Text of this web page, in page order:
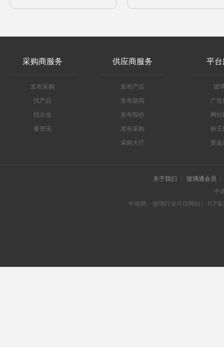
采购商服务
发布采购
找产品
找企业
看资讯
供应商服务
发布产品
发布新闻
发布报价
发布采购
采购大厅
平
玻
广告
网
标王
黄金
关于我们
玻璃通会员
中
中玻网－玻璃行业可信网站
ICP